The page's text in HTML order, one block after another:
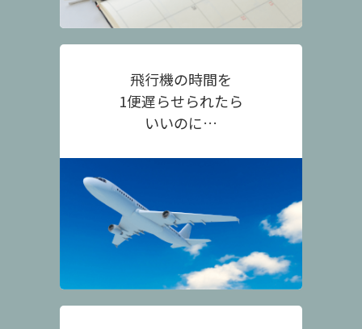
飛行機の時間を
1便遅らせられたら
いいのに…